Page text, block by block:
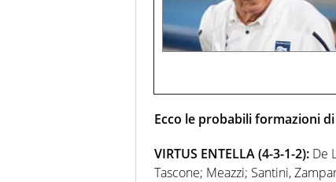
Ecco le probabili formazioni
VIRTUS ENTELLA (4-3-1-2): De
Tascone; Meazzi; Santini,